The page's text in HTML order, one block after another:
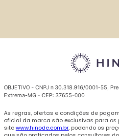
OBJETIVO - CNPJ n 30.318.916/0001-55,
Extrema-MG - CEP: 37655-000
As regras, ofertas e condições de
oficial da marca são exclusivas para
sitewww.hinode.com.br, podendo os